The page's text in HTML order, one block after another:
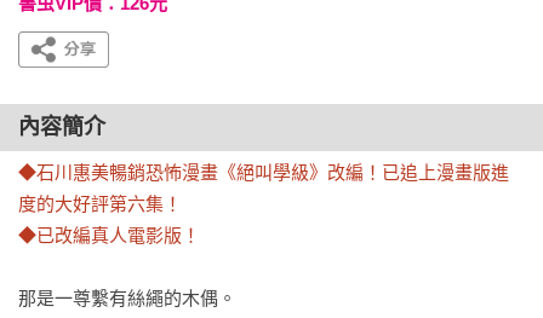
內容簡介
◆石川惠美暢銷恐怖漫畫《絕叫學級》改編！已追上漫畫版進
度的大好評第六集！
◆已改編真人電影版！
那是一尊繫有絲繩的木偶。